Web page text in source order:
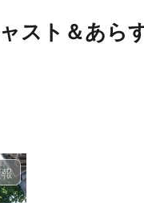
スト＆あら